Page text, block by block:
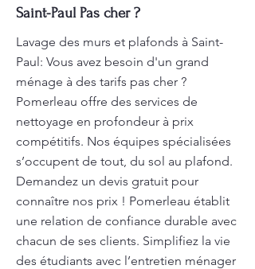
Saint-Paul Pas cher ?
Lavage des murs et plafonds à Saint-
Paul: Vous avez besoin d'un grand
ménage à des tarifs pas cher ?
Pomerleau offre des services de
nettoyage en profondeur à prix
compétitifs. Nos équipes spécialisées
s’occupent de tout, du sol au plafond.
Demandez un devis gratuit pour
connaître nos prix ! Pomerleau établit
une relation de confiance durable avec
chacun de ses clients. Simplifiez la vie
des étudiants avec l’entretien ménager